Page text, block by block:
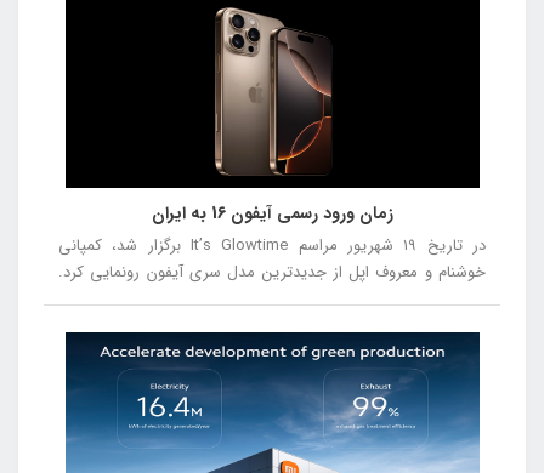
دستگاه‌هایی با عملکرد بی‌نظیر، این سال با رقابت سختی بین
برندهای مختلف همراه بود. در این مقاله، بهترین گوشی‌های سال
2024 را از شماره 5 تا شماره 1 معرفی خواهیم کرد، تا شما بتوانید با
توجه به نقاط قوت و ضعف هر مدل، انتخاب بهتری داشته باشید.
زمان ورود رسمی آیفون 16 به ایران
در تاریخ ۱۹ شهریور مراسم It’s Glowtime برگزار شد، کمپانی
خوشنام و معروف اپل از جدیدترین مدل سری آیفون رونمایی کرد.
در این مراسم از آیفون ۱۶، آیفون ۱۶ پلاس، آیفون ۱۶ پرو و آیفون ۱۶